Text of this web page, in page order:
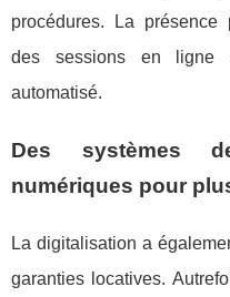
procédures. La
des sessions en ligne
automatisé.
Des systèmes
numériques pour
La digitalisation a
garanties locatives.